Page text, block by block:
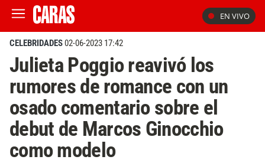
EN VIVO
CELEBRIDADES02-06-2023 17:42
Julieta Poggio reavivó los
rumores de romance con un
osado comentario sobre el
debut de Marcos Ginocchio
como modelo